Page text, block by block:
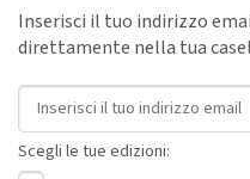
Inserisci il tuo indirizzo
direttamente nella tua
Indirizzo email
Scegli le tue edizioni: